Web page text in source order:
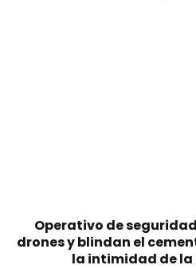
Operativo de
drones y blindan el
la intimidad de la